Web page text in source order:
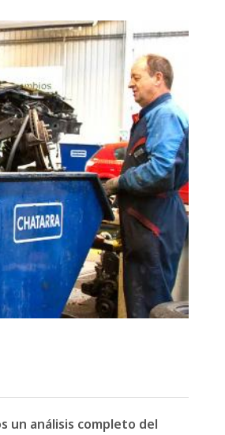
un análisis completo del